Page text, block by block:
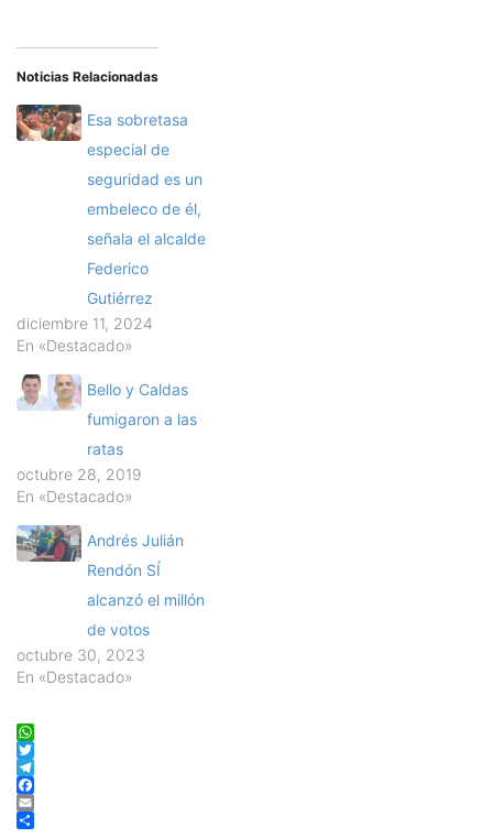
Noticias Relacionadas
Esa sobretasa
especial de
seguridad es un
embeleco de él,
señala el alcalde
Federico
Gutiérrez
diciembre 11, 2024
En «Destacado»
Bello y Caldas
fumigaron a las
ratas
octubre 28, 2019
En «Destacado»
Andrés Julián
Rendón SÍ
alcanzó el millón
de votos
octubre 30, 2023
En «Destacado»
WhatsApp
Twitter
Telegram
Facebook
Email